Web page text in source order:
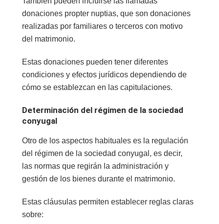
donaciones propter nuptias, que son donaciones
realizadas por familiares o terceros con motivo
del matrimonio.
Estas donaciones pueden tener diferentes
condiciones y efectos jurídicos dependiendo de
cómo se establezcan en las capitulaciones.
Determinación del régimen de la sociedad
conyugal
Otro de los aspectos habituales es la regulación
del régimen de la sociedad conyugal , es decir,
las normas que regirán la administración y
gestión de los bienes durante el matrimonio.
Estas cláusulas permiten establecer reglas claras
sobre: